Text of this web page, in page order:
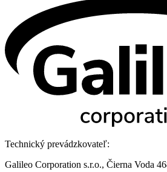
Technický prevádzkovateľ:
Galileo Corporation s.r.o., Čierna Voda